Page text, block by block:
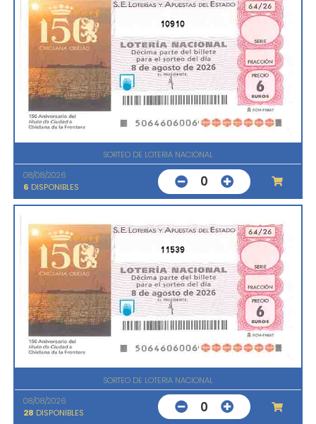
10910
SORTEO DE LOTERIA NACIONAL
08/08/2026
6 DISPONIBLES 0
11539
SORTEO DE LOTERIA NACIONAL
08/08/2026
28 DISPONIBLES 0